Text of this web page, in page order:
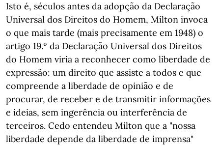
Isto é, séculos antes da adopção da Declaração
Universal dos Direitos do Homem, Milton invoca
o que mais tarde (mais precisamente em 1948) o
artigo 19.º da Declaração Universal dos Direitos
do Homem viria a reconhecer como liberdade de
expressão: um direito que assiste a todos e que
compreende a liberdade de opinião e de
procurar, de receber e de transmitir informações
e ideias, sem ingerência ou interferência de
terceiros. Cedo entendeu Milton que a "nossa
liberdade depende da liberdade de imprensa"